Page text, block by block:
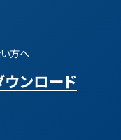
方へ
ンロード